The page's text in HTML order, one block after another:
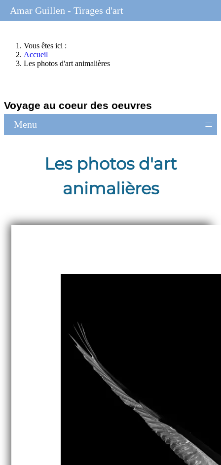
Vous êtes ici :
Accueil
Les photos d'art animalières
Voyage au coeur des oeuvres
Menu ≡
Les photos d'art
animalières
Amar Guillen - Tirages d'art